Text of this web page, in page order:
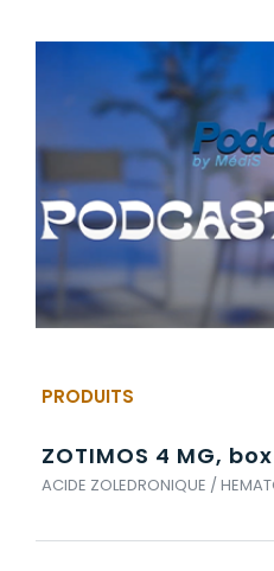
PRODUITS
ZOTIMOS 4 MG,
ACIDE ZOLEDRONIQUE /